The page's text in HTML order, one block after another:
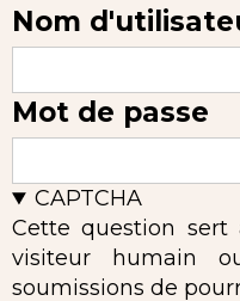
Nom
Mot de passe
CAPTCHA
Cette question
visiteur humain
soumissions de